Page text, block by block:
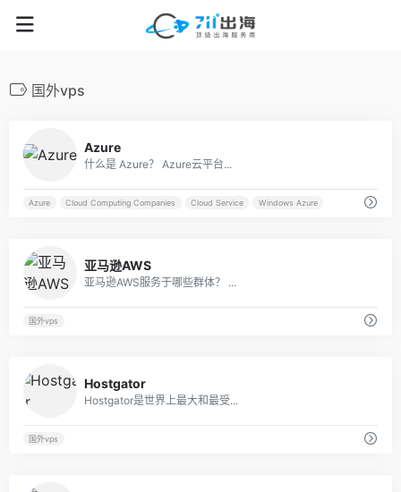
国外vps
Azure
什么是 Azure？ Azure云平台...
Azure Cloud Computing Companies Cloud Service Windows Azure
亚马逊AWS
亚马逊AWS服务于哪些群体？ ...
国外vps
Hostgator
Hostgator是世界上最大和最受...
国外vps